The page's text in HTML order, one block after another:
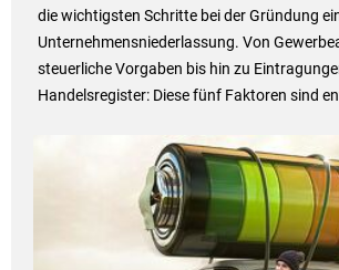
die wichtigsten Schritte bei der Gründung
Unternehmensniederlassung. Von
steuerliche Vorgaben bis hin zu
Handelsregister: Diese fünf Faktoren sind